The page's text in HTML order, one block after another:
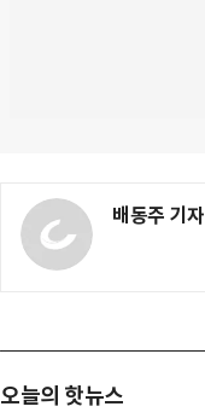
배동주 기자
오늘의 핫뉴스